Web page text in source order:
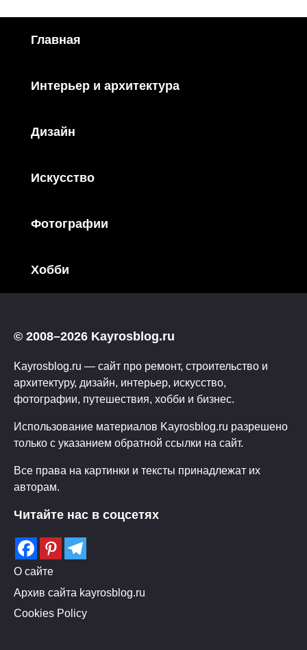
Главная
Интерьер и архитектура
Дизайн
Искусство
Фотографии
Хобби
© 2008–2026 Kayrosblog.ru
Kayrosblog.ru — сайт про ремонт, строительство и
архитектуру, дизайн, интерьер, искусство,
фотографии, путешествия, хобби и бизнес.
Использование материалов Kayrosblog.ru разрешено
только с указанием обратной ссылки на сайт.
Все права на картинки и тексты принадлежат их
авторам.
Читайте нас в соцсетях
О сайте
Архив сайта kayrosblog.ru
Cookies Policy